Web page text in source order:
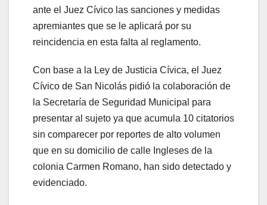
ante el Juez Cívico las sanciones y medidas
apremiantes que se le aplicará por su
reincidencia en esta falta al reglamento.
Con base a la Ley de Justicia Cívica, el Juez
Cívico de San Nicolás pidió la colaboración de
la Secretaría de Seguridad Municipal para
presentar al sujeto ya que acumula 10 citatorios
sin comparecer por reportes de alto volumen
que en su domicilio de calle Ingleses de la
colonia Carmen Romano, han sido detectado y
evidenciado.